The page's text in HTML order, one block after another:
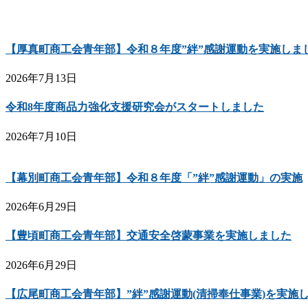
【厚真町商工会青年部】令和８年度”絆”感謝運動を実施しま
2026年7月13日
令和8年度商品力強化支援研究会がスタートしました
2026年7月10日
【幕別町商工会青年部】令和８年度「”絆”感謝運動」の実施
2026年6月29日
【豊頃町商工会青年部】交通安全啓蒙事業を実施しました
2026年6月29日
【広尾町商工会青年部】”絆”感謝運動(清掃奉仕事業)を実施し